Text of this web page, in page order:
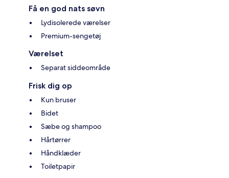
Få en god nats søvn
Lydisolerede værelser
Premium-sengetøj
Værelset
Separat siddeområde
Frisk dig op
Kun bruser
Bidet
Sæbe og shampoo
Hårtørrer
Håndklæder
Toiletpapir